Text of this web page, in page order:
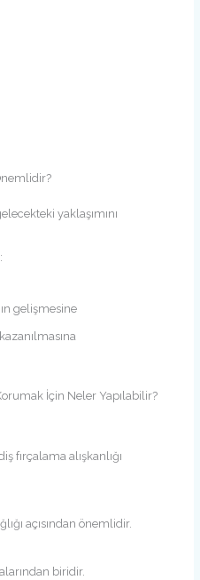
yaklaşımını
gelişmesine
İçin Neler Yapılabilir?
fırçalama alışkanlığı
açısından önemlidir.
biridir.